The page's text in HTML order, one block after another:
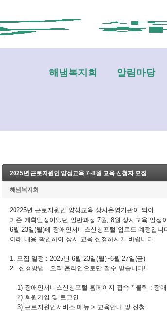
해냄복지회 알림마당
2025년 근로지원인 양성교육 7~8월 교육 신청자 모집
해냄복지회
20225년 근로지원인 양성교육 상시운영기관이 되어
기존 계획일정이었던 일반과정 7월, 8월 상시교육 일정이
6월 23일(월)에 장애인서비스신청포털 업로드 예정입니
아래 내용 확인하여 상시 교육 신청하시기 바랍니다.
1. 모집 일정 : 2025년 6월 23일(월)~6월 27일(금)
2. 신청방법 : 오직 온라인으로만 접수 받습니다!
1) 장애인서비스신청포털 홈페이지 접속 * 클릭 : 장애
2) 회원가입 및 로그인
3) 근로지원인서비스 메뉴 > 교육안내 및 신청